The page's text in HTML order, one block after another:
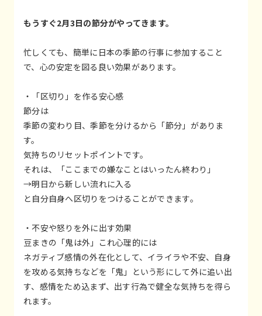
もうすぐ2月3日の節分がやってきます。
忙しくても、簡単に日本の季節の行事に参加すること
で、心の安定を図る良い効果があります。
・「区切り」を作る安心感
節分は
季節の変わり目、季節を分けるから「節分」がありま
す。
気持ちのリセットポイントです。
それは、「ここまでの嫌なことはいったん終わり」
→明日から新しい流れに入る
と自分自身へ区切りをつけることができます。
・不安や怒りを外に出す効果
豆まきの「鬼は外」これ心理的には
ネガティブ感情の外在化として、イライラや不安、自身
を攻める気持ちなどを「鬼」という形にして外に追い出
す、感情をため込まず、出す行為で健全な気持ちを得ら
れます。